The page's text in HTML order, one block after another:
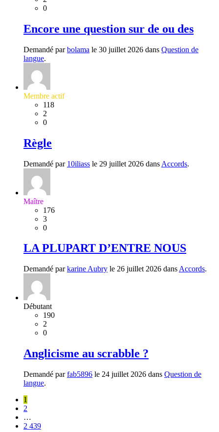
0
Encore une question sur de ou des
Demandé parbolama le 30 juillet 2026 dans Question de
langue.
Membre actif
118
2
0
Règle
Demandé par 10iliass le 29 juillet 2026 dans Accords.
Maître
176
3
0
LA PLUPART D’ENTRE NOUS
Demandé parkarine Aubry le 26 juillet 2026 dans Accords.
Débutant
190
2
0
Anglicisme au scrabble ?
Demandé parfab5896 le 24 juillet 2026 dans Question de
langue.
1
2
…
2 439